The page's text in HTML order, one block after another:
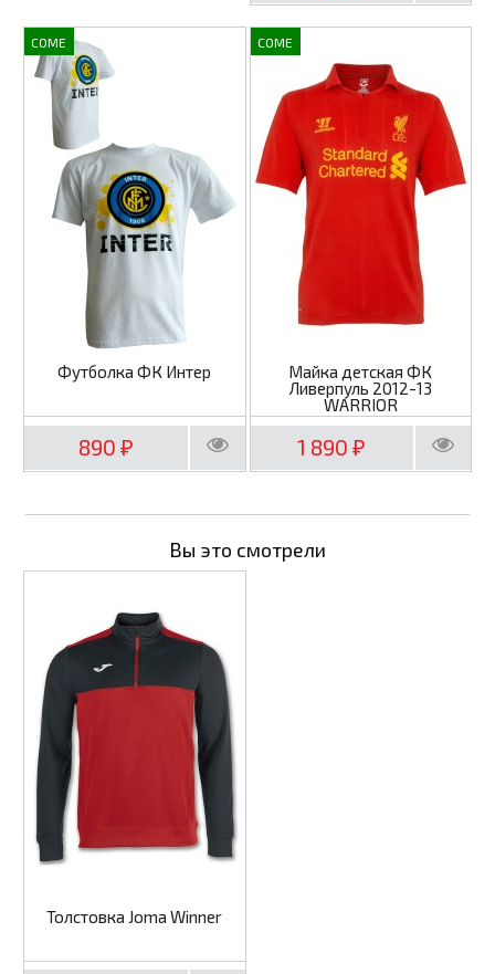
COME
Футболка ФК Интер
890 ₽
COME
Майка детская ФК
Ливерпуль 2012-13
WARRIOR
1 890₽
Вы это смотрели
Толстовка Joma Winner